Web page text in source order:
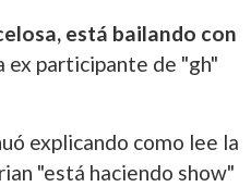
está bailando con
ex participante de "gh"
explicando como lee la
"está haciendo show"